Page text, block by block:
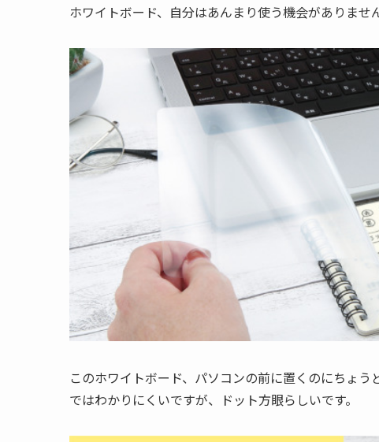
ホワイトボード、自分はあんまり使う機会がありませ
このホワイトボード、パソコンの前に置くのにちょ
ではわかりにくいですが、ドット方眼らしいです。